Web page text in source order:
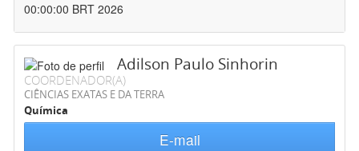
00:00:00 BRT 2026
Adilson Paulo Sinhorin
COORDENADOR(A)
CIÊNCIAS EXATAS E DA TERRA
Química
E-mail